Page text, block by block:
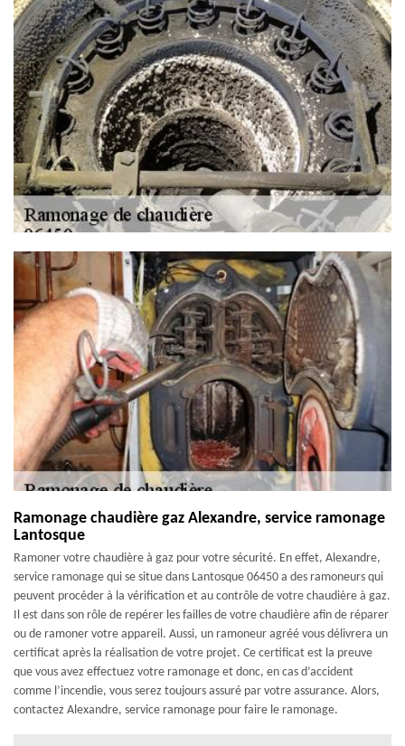
Ramonage chaudière gaz Alexandre, service ramonage
Lantosque
Ramoner votre chaudière à gaz pour votre sécurité. En effet, Alexandre,
service ramonage qui se situe dans Lantosque 06450 a des ramoneurs qui
peuvent procéder à la vérification et au contrôle de votre chaudière à gaz.
Il est dans son rôle de repérer les failles de votre chaudière afin de réparer
ou de ramoner votre appareil. Aussi, un ramoneur agréé vous délivrera un
certificat après la réalisation de votre projet. Ce certificat est la preuve
que vous avez effectuez votre ramonage et donc, en cas d’accident
comme l’incendie, vous serez toujours assuré par votre assurance. Alors,
contactez Alexandre, service ramonage pour faire le ramonage.